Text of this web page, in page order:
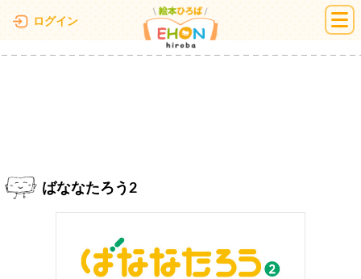
ログイン 絵本ひろば
ばななたろう2